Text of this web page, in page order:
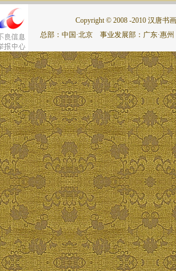
Copyright © 2008 -2010 汉唐书
总部：中国·北京 事业发展部：广东·惠